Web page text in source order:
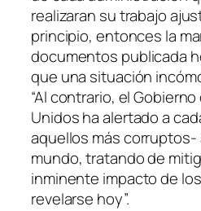
realizaran su trabajo
principio, entonces la
documentos publicada
que una situación
“Al contrario, el
Unidos ha alertado a
aquellos más corruptos-
mundo, tratando de
inminente impacto de
revelarse hoy”.